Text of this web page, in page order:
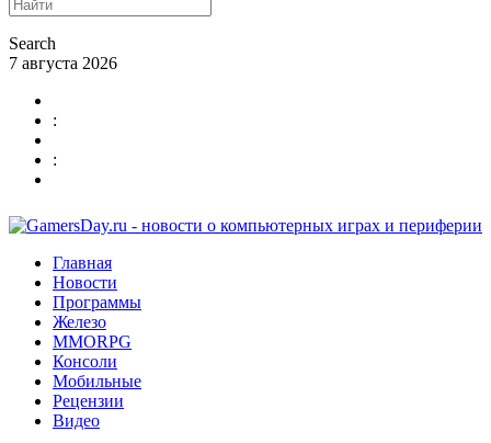
Search
7 августа 2026
:
:
Главная
Новости
Программы
Железо
MMORPG
Консоли
Мобильные
Рецензии
Видео